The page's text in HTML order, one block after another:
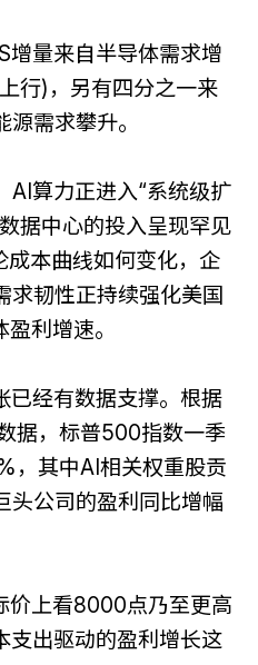
增量来自半导体需求增
行)，另有四分之一来
需求攀升。
AI算力正进入“系统级扩
据中心的投入呈现罕见
成本曲线如何变化，企
求韧性正持续强化美国
利增速。
已经有数据支撑。根据
据，标普500指数一季
，其中AI相关权重股贡
头公司的盈利同比增幅
价上看8000点乃至更高
支出驱动的盈利增长这